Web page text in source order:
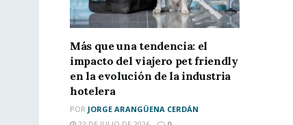
Más que una tendencia: el
impacto del viajero pet friendly
en la evolución de la industria
hotelera
POR JORGE ARANGÜENA CERDÁN